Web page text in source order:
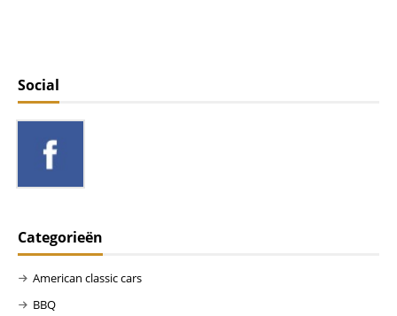
Social
Categorieën
American classic cars
BBQ